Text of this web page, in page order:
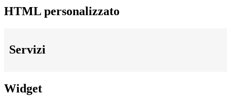
HTML personalizzato
Servizi
Widget